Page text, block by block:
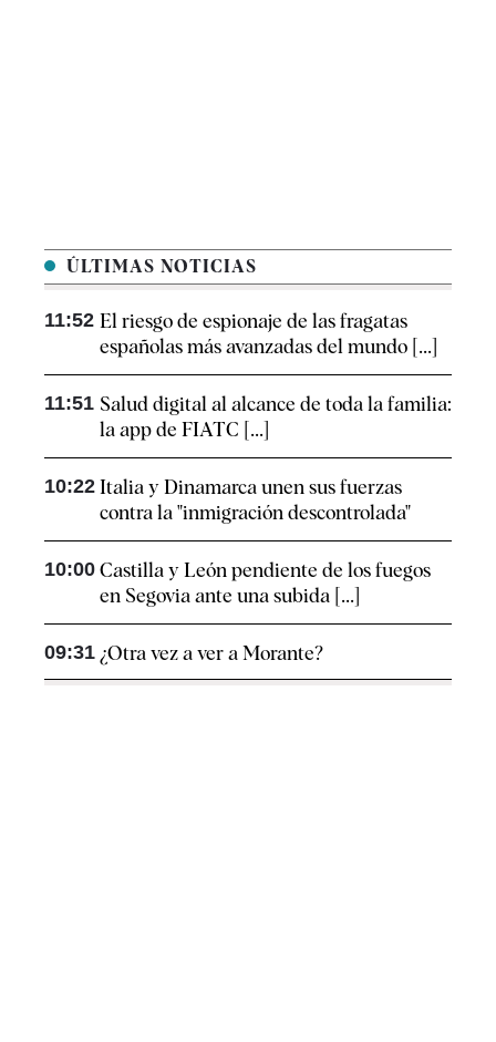
ÚLTIMAS NOTICIAS
11:52 El riesgo de espionaje de las fragatas
españolas más avanzadas del mundo [...]
11:51 Salud digital al alcance de toda la familia:
la app de FIATC [...]
10:22 Italia y Dinamarca unen sus fuerzas
contra la "inmigración descontrolada"
10:00 Castilla y León pendiente de los fuegos
en Segovia ante una subida [...]
09:31 ¿Otra vez a ver a Morante?